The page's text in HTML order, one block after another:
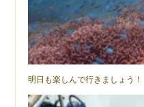
明日も楽しんで行きましょう！